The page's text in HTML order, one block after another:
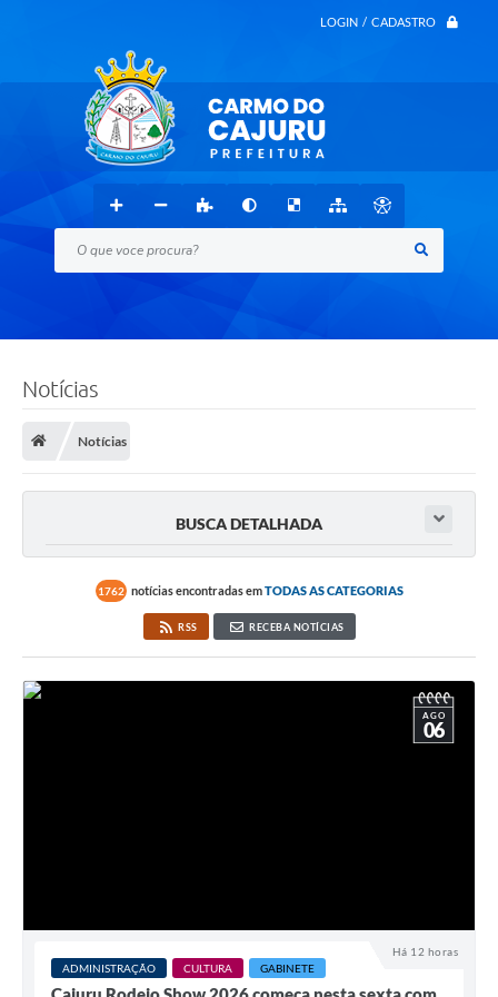
LOGIN / CADASTRO
O que voce procura?
Notícias
Notícias
BUSCA DETALHADA
1762 notícias encontradas emTODAS AS CATEGORIAS
RSS RECEBA NOTÍCIAS
Há 12 horas
AGO
06
ADMINISTRAÇÃO CULTURA GABINETE